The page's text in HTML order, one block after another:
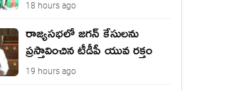
18 hours ago
రాజ్యసభలో జగన్ కేసులను
ప్రస్తావించిన టీడీపీ యువ రక్తం
19 hours ago